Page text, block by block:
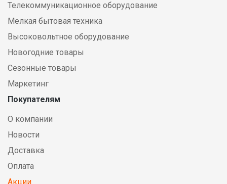
Телекоммуникационное оборудование
Мелкая бытовая техника
Высоковольтное оборудование
Новогодние товары
Сезонные товары
Маркетинг
Покупателям
О компании
Новости
Доставка
Оплата
Акции